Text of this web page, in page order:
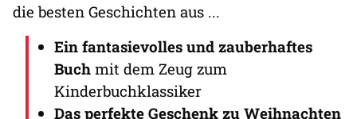
die besten Geschichten aus ...
Ein fantasievolles und zauberhaftes
Buch mit dem Zeug zum
Kinderbuchklassiker
Das perfekte Geschenk zu Weihnachten